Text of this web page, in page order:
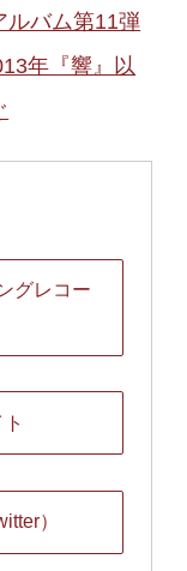
ルバム第11弾
年『響』以
グレコー
）